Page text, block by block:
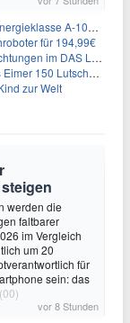
1400 U/Min für 289,97€
für 194,99€
inkl. HP + Wellness ab 174€ p.P.
Lutscher für 21,95€
zur Welt
werden die
faltbarer
im Vergleich
um 20
für
sein: das
(00)
vor 8 Stunden